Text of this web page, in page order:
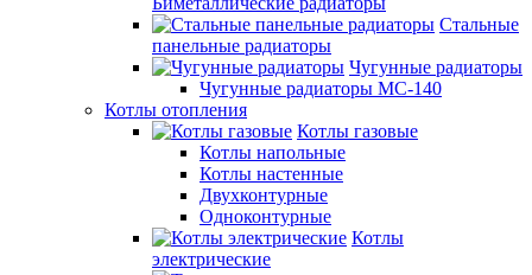
Стальные
панельные радиаторы
Чугунные радиаторы
Чугунные радиаторы МС-140
Котлы отопления
Котлы газовые
Котлы напольные
Котлы настенные
Двухконтурные
Одноконтурные
Котлы
электрические